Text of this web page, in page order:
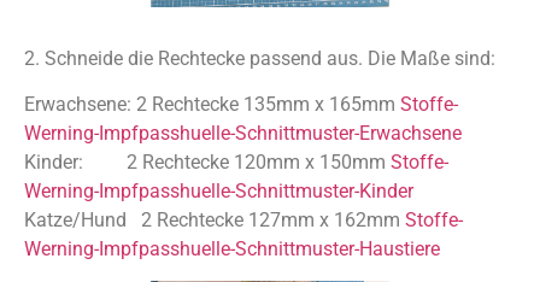
2. Schneide die Rechtecke passend aus. Die Maße sind:
Erwachsene: 2 Rechtecke 135mm x 165mm Stoffe-
Werning-Impfpasshuelle-Schnittmuster-Erwachsene
Kinder: 2 Rechtecke 120mm x 150mm Stoffe-
Werning-Impfpasshuelle-Schnittmuster-Kinder
Katze/Hund 2 Rechtecke 127mm x 162mm Stoffe-
Werning-Impfpasshuelle-Schnittmuster-Haustiere